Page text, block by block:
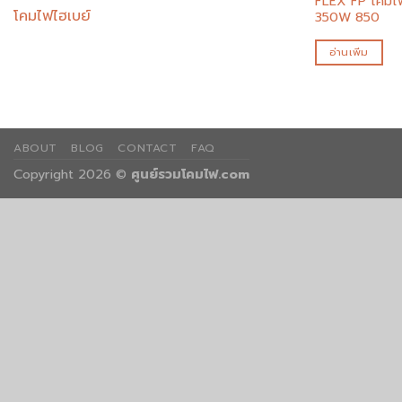
โคมไฟไฮเบย์
350W 850
อ่านเพิ่ม
ABOUT BLOG CONTACT FAQ
Copyright 2026 © ศูนย์รวมโคมไฟ.com